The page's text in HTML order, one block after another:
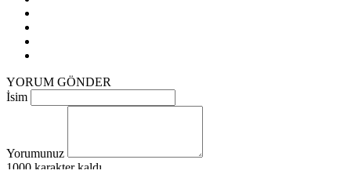
YORUM GÖNDER
İsim
Yorumunuz
1000 karakter kaldı